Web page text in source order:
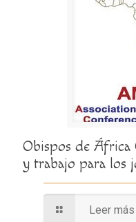
Obispos de África
y trabajo para los
Leer más